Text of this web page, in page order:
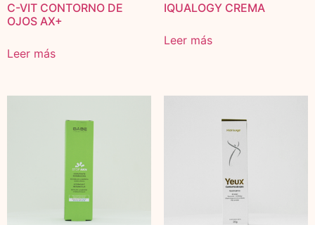
C-VIT CONTORNO DE
OJOS AX+
Leer más
IQUALOGY CREMA
Leer más